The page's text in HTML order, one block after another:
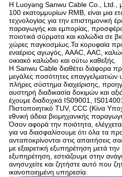
Η Luoyang Sanwu Cable Co., Ltd.,
100 εκατομμυρίων RMB, είναι μια
τεχνολογίας για την επιστημονική
παραγωγής και εμπορίας,
ποιοτικά σύρματα και καλώδια σε
χώρες παγκοσμίως.Τα κορυφαία
εναέριος αγωγός, AAAC, AAC,
οικιακό καλώδιο και ούτω καθεξής.
Η Sanwu Cable διαθέτει διάφορα
μεγάλες ποσότητες επαγγελματιών
πλήρες σύστημα διαχείρισης,
αυστηρή διαδικασία δοκιμών και
έχουμε διαδοχικά IS09001,
Πιστοποιητικό TUV, CCC (Κίνα
εθνική άδεια βιομηχανικής
Όσον αφορά την ποιότητα,
για να διασφαλίσουμε ότι όλα τα
ανταποκρίνονται στις απαιτήσεις
με εξαιρετική εξυπηρέτηση μετά
εξυπηρέτηση, εστιάζουμε στην
ανησυχείτε και ζητήστε αυτό που
ικανοποιημένη υπηρεσία.